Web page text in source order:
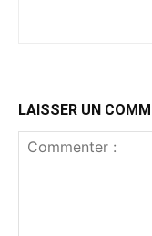
LAISSER UN